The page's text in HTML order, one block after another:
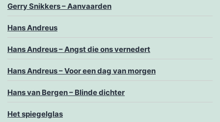
Gerry Snikkers – Aanvaarden
Hans Andreus
Hans Andreus – Angst die ons vernedert
Hans Andreus – Voor een dag van morgen
Hans van Bergen – Blinde dichter
Het spiegelglas